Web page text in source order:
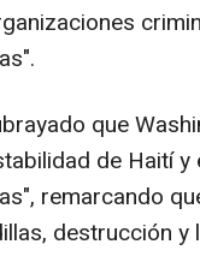
que
de Haití
remarcando
destrucción